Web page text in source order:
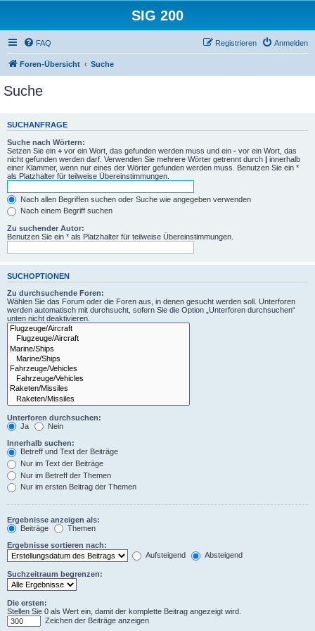
SIG 200
FAQ Anmelden
Registrieren
Foren-Übersicht Suche
Suche
SUCHANFRAGE
Suche nach Wörtern:
Setzen Sie ein + vor ein Wort, das gefunden werden muss und ein - vor ein Wort, das
nicht gefunden werden darf. Verwenden Sie mehrere Wörter getrennt durch | innerhalb
einer Klammer, wenn nur eines der Wörter gefunden werden muss. Benutzen Sie ein *
als Platzhalter für teilweise Übereinstimmungen.
Nach allen Begriffen suchen oder Suche wie angegeben verwenden
Nach einem Begriff suchen
Zu suchender Autor:
Benutzen Sie ein * als Platzhalter für teilweise Übereinstimmungen.
SUCHOPTIONEN
Zu durchsuchende Foren:
Wählen Sie das Forum oder die Foren aus, in denen gesucht werden soll. Unterforen
werden automatisch mit durchsucht, sofern Sie die Option „Unterforen durchsuchen“
unten nicht deaktivieren.
Unterforen durchsuchen:
Ja
Nein
Innerhalb suchen:
Betreff und Text der Beiträge
Nur im Text der Beiträge
Nur im Betreff der Themen
Nur im ersten Beitrag der Themen
Ergebnisse anzeigen als:
Beiträge
Themen
Ergebnisse sortieren nach:
Aufsteigend
Absteigend
Suchzeitraum begrenzen:
Die ersten:
Stellen Sie 0 als Wert ein, damit der komplette Beitrag angezeigt wird.
Zeichen der Beiträge anzeigen